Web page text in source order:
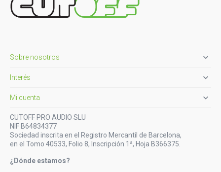
Sobre nosotros 
Interés 
Mi cuenta 
CUTOFF PRO AUDIO SLU
NIF B64834377
Sociedad inscrita en el Registro Mercantil de Barcelona,
en el Tomo 40533, Folio 8, Inscripción 1ª, Hoja B366375.
¿Dónde estamos?